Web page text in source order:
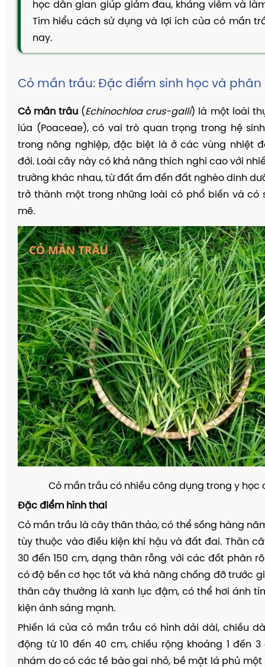
TAM THẤT MẬT ONG
DẦU GỘI THẢO DƯỢC
Kiến Thức Về Ho
Kiến Thức Về Dạ Dày
Kiến Thức Về Đại Tràng
Kiến Thức Về Tam Thất
Kiến Thức Về Tiểu Đường
Kiến Thức Về Máy Lọc Không Khí
Nấm Lưỡi
học dân gian giúp giảm đau, kháng viêm và
Tìm hiểu cách sử dụng và lợi ích của cỏ mần
nay.
Cỏ mần trầu: Đặc điểm sinh học và phân
Cỏ mần trầu (Echinochloa crus-galli) là một loài
lúa (Poaceae), có vai trò quan trọng trong hệ
trong nông nghiệp, đặc biệt là ở các vùng nhiệt
đới. Loài cây này có khả năng thích nghi cao với
trường khác nhau, từ đất ẩm đến đất nghèo dinh
trở thành một trong những loài cỏ phổ biến và có
mẽ.
Cỏ mần trầu có nhiều công dụng trong y học
Đặc điểm hình thái
Cỏ mần trầu là cây thân thảo, có thể sống hàng
tùy thuộc vào điều kiện khí hậu và đất đai. Thân
30 đến 150 cm, dạng thân rỗng với các đốt phân
có độ bền cơ học tốt và khả năng chống đỡ trước
thân cây thường là xanh lục đậm, có thể hơi ánh
kiện ánh sáng mạnh.
Phiến lá của cỏ mần trầu có hình dải dài, chiều
động từ 10 đến 40 cm, chiều rộng khoảng 1 đến
nhám do có các tế bào gai nhỏ, bề mặt lá phủ một